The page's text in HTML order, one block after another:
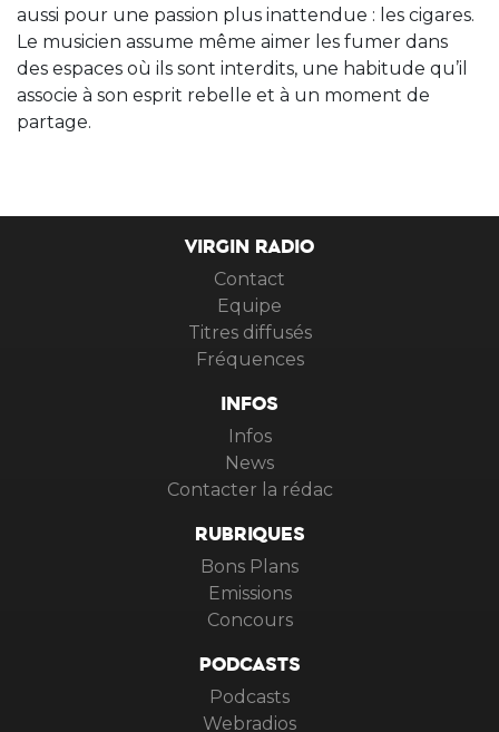
aussi pour une passion plus inattendue : les cigares.
Le musicien assume même aimer les fumer dans
des espaces où ils sont interdits, une habitude qu’il
associe à son esprit rebelle et à un moment de
partage.
VIRGIN RADIO
Contact
Equipe
Titres diffusés
Fréquences
INFOS
Infos
News
Contacter la rédac
RUBRIQUES
Bons Plans
Emissions
Concours
PODCASTS
Podcasts
Webradios